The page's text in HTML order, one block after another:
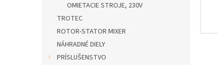
OMIETACIE STROJE, 230V
TROTEC
ROTOR-STATOR MIXER
NÁHRADNÉ DIELY
PRÍSLUŠENSTVO